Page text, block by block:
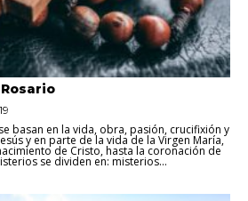
basan en la vida, obra, pasión, crucifixión y
y en parte de la vida de la Virgen María,
de Cristo, hasta la coronación de
se dividen en: misterios...